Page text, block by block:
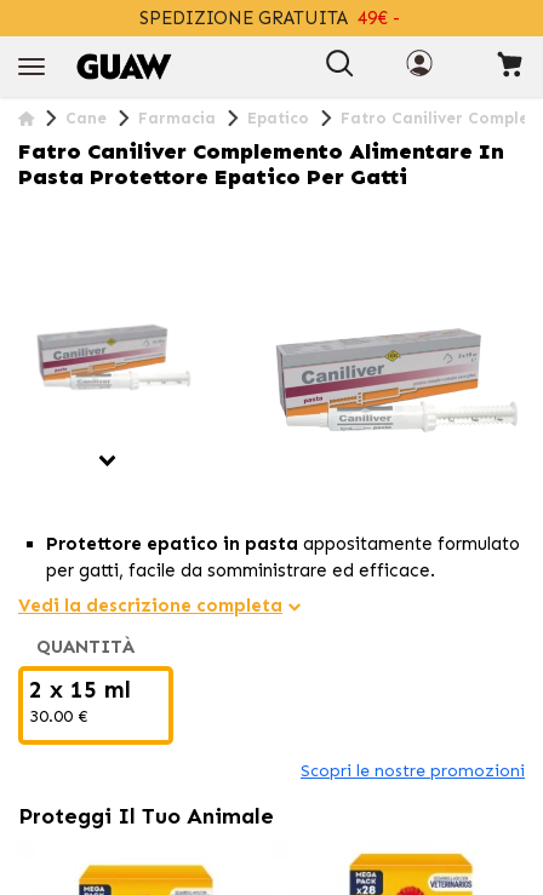
SPEDIZIONE GRATUITA 49€ -
Cane Farmacia Epatico Fatro Caniliver
Fatro Caniliver Complemento Alimentare In
Pasta Protettore Epatico Per Gatti
Protettore epatico in pasta appositamente formulato
per gatti, facile da somministrare ed efficace.
Sostegno nutrizionale completo
fegato sano e integra la dieta quotidiana del tuo felino.
Dosaggio sicuro e semplice
del tuo gatto con una sola applicazione giornaliera. In
precedenza
Vedi la descrizione completa
QUANTITÀ
2 x 15 ml
30.00 €
Scopri le nostre promozioni
Proteggi Il Tuo Animale